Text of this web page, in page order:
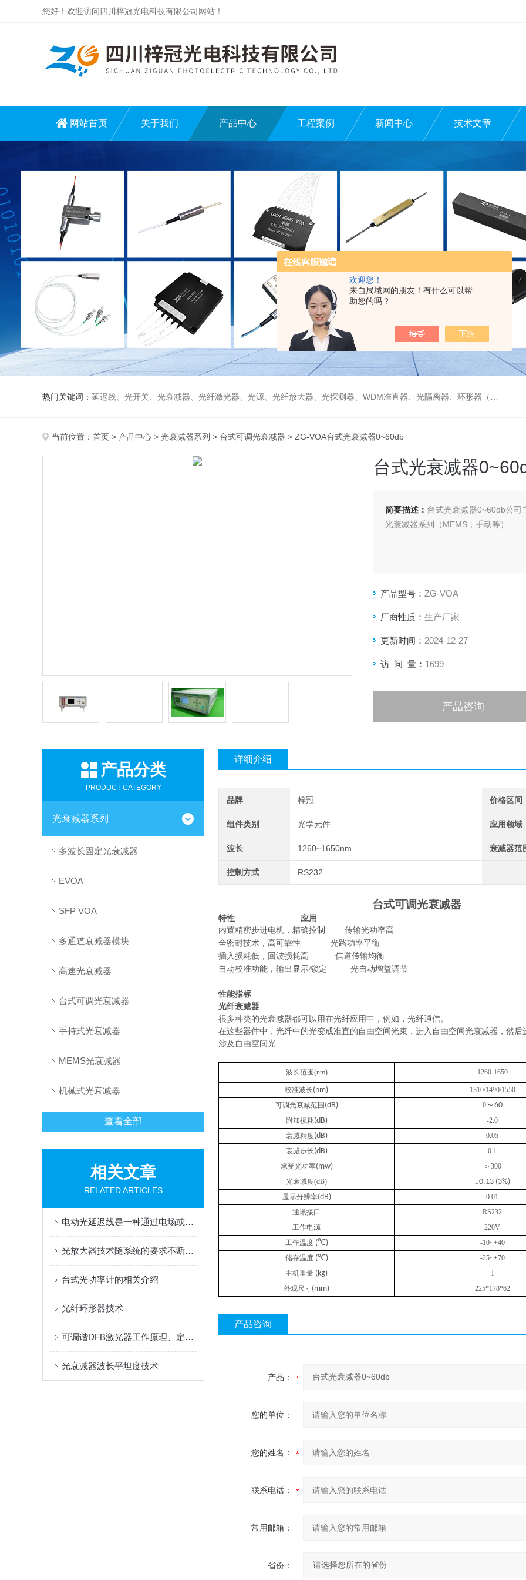
欢迎您！
来自局域网的朋友！有什么可以帮
助您的吗？
您好！欢迎访问四川梓冠光电科技有限公司网站！
网站首页 关于我们 产品中心 工程案例 新闻中心 技术文章
热门关键词： 延迟线、光开关、光衰减器、光纤激光器、光源、光纤放大器、光探测器、WDM准直器、光隔离器、环形器（三端口、四端口）、偏振分束器/合束器、起偏器、耦合器、单纤/双纤准直器、激光准直器、光纤反射镜、光纤旋转器、偏振控制器（三环、挤压式）、光栅、波分复用器（CWDM/DWDM）等
当前位置： 首页 > 产品中心 > 光衰减器系列 > 台式可调光衰减器 > ZG-VOA台式光衰减器0~60db
台式光衰减器
简要描述： 台式光衰减器0~60db公司
光衰减器系列（MEMS，手动等）
产品型号： ZG-VOA
厂商性质： 生产厂家
更新时间： 2024-12-27
访 问 量： 1699
产品咨询
产品分类
PRODUCT CATEGORY
光衰减器系列
多波长固定光衰减器
EVOA
SFP VOA
多通道衰减器模块
高速光衰减器
台式可调光衰减器
手持式光衰减器
MEMS光衰减器
机械式光衰减器
查看全部
相关文章
RELATED ARTICLES
电动光延迟线是一种通过电场或电机控制调节光信号传输路径或速度的设备
光放大器技术随系统的要求不断向前发展
台式光功率计的相关介绍
光纤环形器技术
可调谐DFB激光器工作原理、定义、结构、特点及应用范围全解析
光衰减器波长平坦度技术
详细介绍
品牌 梓冠 价格区间
组件类别 光学元件 应用领域
波长 1260~1650nm 衰减器范
控制方式 RS232
台式可调光衰减器
特性
应用
内置精密步进电机，精确控制
传输光功率高
全密封技术，高可靠性
光路功率平衡
插入损耗低，回波损耗高
信道传输均衡
自动校准功能，输出显示/锁定 光自动增益调节
性能指标
光纤衰减器
很多种类的光衰减器都可以用在光纤应用中，例如，光纤通信。
在这些器件中，光纤中的光变成准直的自由空间光束，进入自由空间光衰减器，然
涉及自由空间光
波长范围(nm) 1260-1650
校准波长(nm)
1310/1490/1550
可调光衰减范围 (dB) 0～ 60
附加损耗(dB)
-2.0
衰减精度(dB)
0.05
衰减步长(dB) 0.1
承受光功率(mw) ＞ 300
光衰减度(dB) ±0.13 (3%)
显示分辨率(dB)
0.01
通讯接口
RS232
工作电源
220V
工作温度 (℃)
-10~+40
储存温度 (℃)
-25~+70
主机重量 (kg)
1
外观尺寸(mm) 225*178*62
产品咨询
产品：
您的单位：
您的姓名：
联系电话：
常用邮箱：
省份：